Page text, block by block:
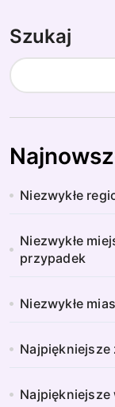
Szukaj
Niezwykłe
Niezwykłe
przypadek
Niezwykłe
Najpiękniejsze